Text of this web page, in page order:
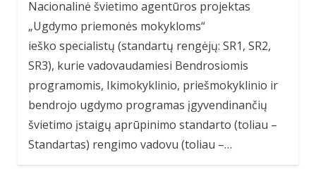
Nacionalinė švietimo agentūros projektas
„Ugdymo priemonės mokykloms“
ieško specialistų (standartų rengėjų: SR1, SR2,
SR3), kurie vadovaudamiesi Bendrosiomis
programomis, Ikimokyklinio, priešmokyklinio ir
bendrojo ugdymo programas įgyvendinančių
švietimo įstaigų aprūpinimo standarto (toliau –
Standartas) rengimo vadovu (toliau –…